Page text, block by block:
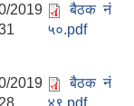
2019
बैठक नं
५०.pdf
2019
बैठक नं
४९.pdf